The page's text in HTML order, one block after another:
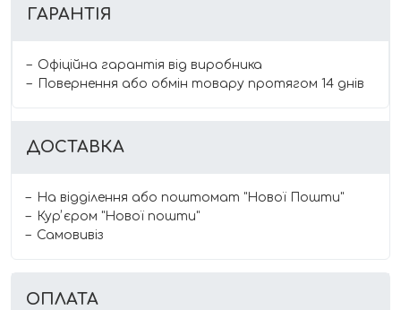
ГАРАНТІЯ
Офіційна гарантія від виробника
Повернення або обмін товару протягом 14 днів
ДОСТАВКА
На відділення або поштомат "Нової Пошти"
Курʼєром "Нової пошти"
Самовивіз
ОПЛАТА